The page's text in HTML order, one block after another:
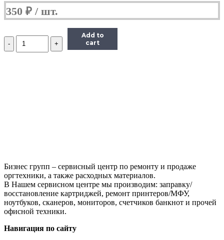
350 ₽
Количество
Ролик
Add to
cart
Бизнес групп – сервисный центр по ремонту и продаже
оргтехники, а также расходных материалов.
В Нашем сервисном центре мы производим: заправку/
восстановление картриджей, ремонт принтеров/МФУ,
ноутбуков, сканеров, мониторов, счетчиков банкнот и прочей
офисной техники.
Навигация по сайту